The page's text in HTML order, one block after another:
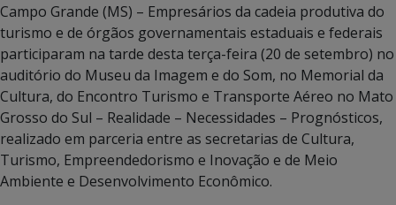
Campo Grande (MS) – Empresários da cadeia produtiva do
turismo e de órgãos governamentais estaduais e federais
participaram na tarde desta terça-feira (20 de setembro) no
auditório do Museu da Imagem e do Som, no Memorial da
Cultura, do Encontro Turismo e Transporte Aéreo no Mato
Grosso do Sul – Realidade – Necessidades – Prognósticos,
realizado em parceria entre as secretarias de Cultura,
Turismo, Empreendedorismo e Inovação e de Meio
Ambiente e Desenvolvimento Econômico.